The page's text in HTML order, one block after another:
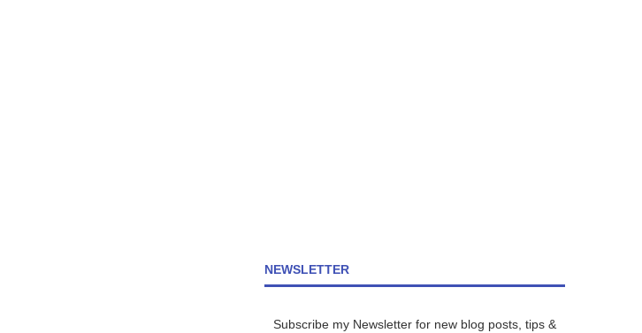
NEWSLETTER
Subscribe my Newsletter for new blog posts, tips &